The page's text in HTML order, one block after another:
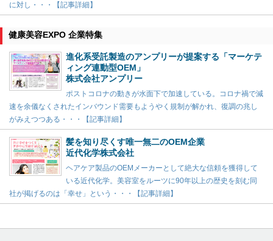
に対し・・・【記事詳細】
健康美容EXPO 企業特集
進化系受託製造のアンプリーが提案する「マーケテ
ィング連動型OEM」
株式会社アンプリー
ポストコロナの動きが水面下で加速している。コロナ禍で減
速を余儀なくされたインバウンド需要もようやく規制が解かれ、復調の兆し
がみえつつある・・・【記事詳細】
髪を知り尽くす唯一無二のOEM企業
近代化学株式会社
ヘアケア製品のOEMメーカーとして絶大な信頼を獲得して
いる近代化学。美容室をルーツに90年以上の歴史を刻む同
社が掲げるのは「幸せ」という・・・【記事詳細】